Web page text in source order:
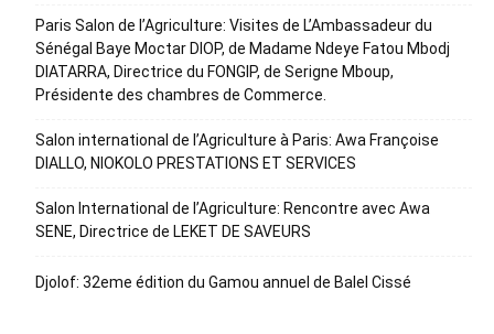
Paris Salon de l’Agriculture: Visites de L’Ambassadeur du
Sénégal Baye Moctar DIOP, de Madame Ndeye Fatou Mbodj
DIATARRA, Directrice du FONGIP, de Serigne Mboup,
Présidente des chambres de Commerce.
Salon international de l’Agriculture à Paris: Awa Françoise
DIALLO, NIOKOLO PRESTATIONS ET SERVICES
Salon International de l’Agriculture: Rencontre avec Awa
SENE, Directrice de LEKET DE SAVEURS
Djolof: 32eme édition du Gamou annuel de Balel Cissé